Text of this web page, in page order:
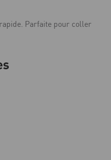
Parfaite pour coller